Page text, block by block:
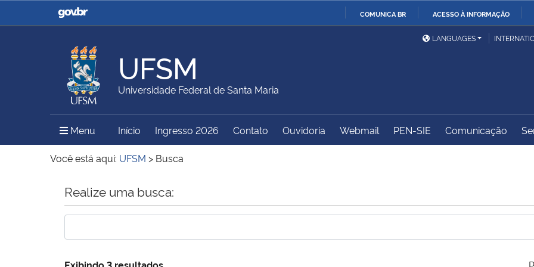
COMUNICA BR ACESSO À INFORMAÇÃO
Casa Civil
Ministério da Justiça e
Ministério da Defesa
Ministério das Relações
Exteriores
Ministério da Agricultura,
Pecuária e Abastecimento
Ministério da Educação
Ministério do Meio Ambiente Ministério do Turismo
Ministério do
Controladoria-Geral da
LANGUAGES
UFSM
Universidade Federal de Santa Maria
Menu Menu Principal do Sítio
Início Ingresso 2026 Contato Ouvidoria Webmail PEN-SIE Comunicação
Você está aqui: UFSM > Busca
Início do conteúdo
Realize uma busca:
Exibindo 3 resultados